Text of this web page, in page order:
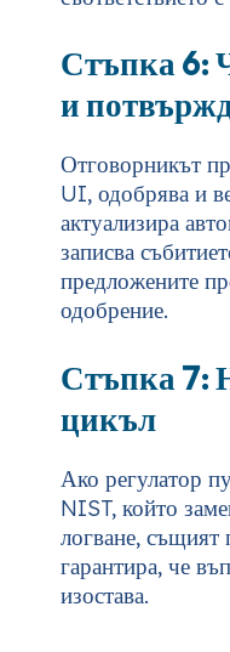
Стъпка 6:
и
Отговорникът
UI, одобрява и
актуализира
записва
предложените
одобрение.
Стъпка 7:
цикъл
Ако регулатор
NIST, който
логване, същият
гарантира, че
изостава.